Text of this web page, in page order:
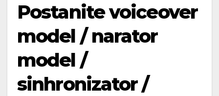
Postanite voiceover
model / narator
model /
sinhronizator /